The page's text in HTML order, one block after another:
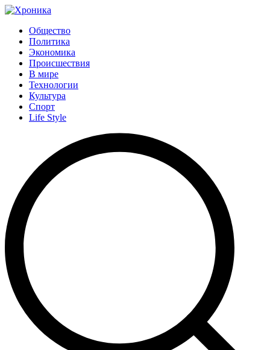
Общество
Политика
Экономика
Происшествия
В мире
Технологии
Культура
Спорт
Life Style